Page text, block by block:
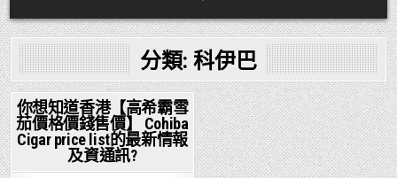
分類: 科伊巴
Posted
in
你想知道香港【高希霸雪
茄價格價錢售價】 Cohiba
Cigar price list的最新情報
及資通訊?